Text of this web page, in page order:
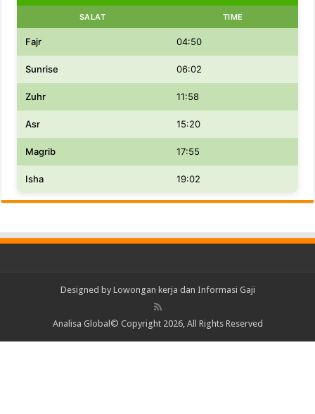
SALAT TIME
Fajr 04:50
Sunrise 06:02
Zuhr 11:58
Asr 15:20
Magrib 17:55
Isha 19:02
Designed by Lowongan kerja dan Informasi Gaji
Analisa Global© Copyright 2026, All Rights Reserved